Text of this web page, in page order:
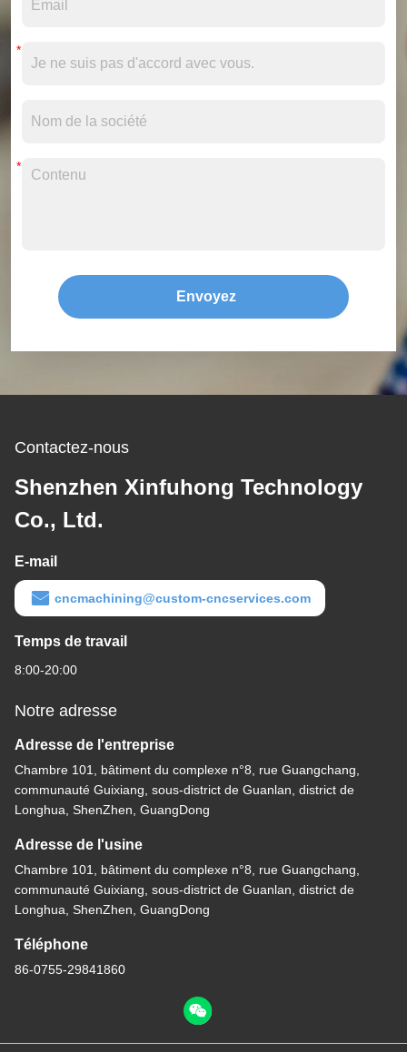
Envoyez
Contactez-nous
Shenzhen Xinfuhong Technology
Co., Ltd.
E-mail
cncmachining@custom-cncservices.com
Temps de travail
8:00-20:00
Notre adresse
Adresse de l'entreprise
Chambre 101, bâtiment du complexe n°8, rue Guangchang,
communauté Guixiang, sous-district de Guanlan, district de
Longhua, ShenZhen, GuangDong
Adresse de l'usine
Chambre 101, bâtiment du complexe n°8, rue Guangchang,
communauté Guixiang, sous-district de Guanlan, district de
Longhua, ShenZhen, GuangDong
Téléphone
86-0755-29841860